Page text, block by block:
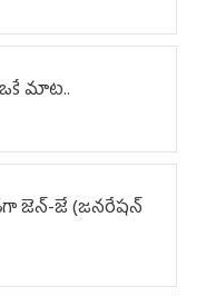
మాట..
జెన్‌-జే (జనరేషన్